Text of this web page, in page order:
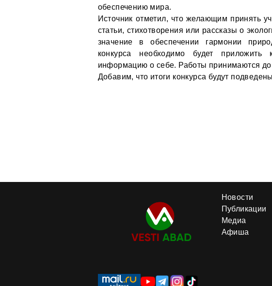
обеспечению мира.
Источник отметил, что желающим принять
статьи, стихотворения или рассказы о
значение в обеспечении гармонии
конкурса необходимо будет приложить
информацию о себе. Работы принимаются до
Добавим, что итоги конкурса будут
Новости
Публикации
Медиа
Афиша